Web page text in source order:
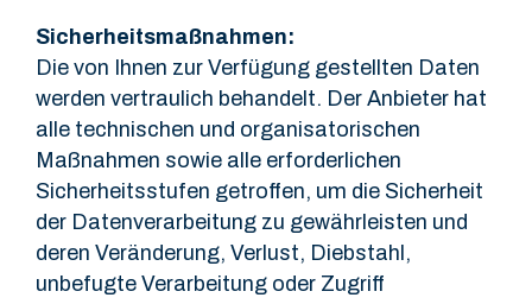
Sicherheitsmaßnahmen:
Die von Ihnen zur Verfügung gestellten Daten
werden vertraulich behandelt. Der Anbieter hat
alle technischen und organisatorischen
Maßnahmen sowie alle erforderlichen
Sicherheitsstufen getroffen, um die Sicherheit
der Datenverarbeitung zu gewährleisten und
deren Veränderung, Verlust, Diebstahl,
unbefugte Verarbeitung oder Zugriff